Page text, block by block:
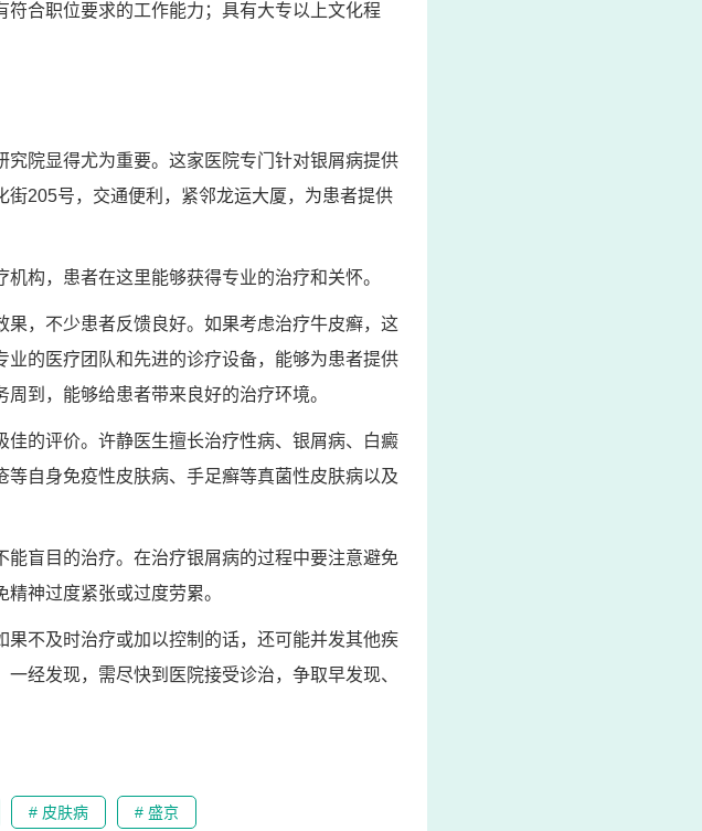
合职位要求的工作能力；具有大专以上文化程
院显得尤为重要。这家医院专门针对银屑病提供
205号，交通便利，紧邻龙运大厦，为患者提供
构，患者在这里能够获得专业的治疗和关怀。
，不少患者反馈良好。如果考虑治疗牛皮癣，这
的医疗团队和先进的诊疗设备，能够为患者提供
到，能够给患者带来良好的治疗环境。
的评价。许静医生擅长治疗性病、银屑病、白癜
自身免疫性皮肤病、手足癣等真菌性皮肤病以及
盲目的治疗。在治疗银屑病的过程中要注意避免
神过度紧张或过度劳累。
不及时治疗或加以控制的话，还可能并发其他疾
经发现，需尽快到医院接受诊治，争取早发现、
# 皮肤病 # 盛京